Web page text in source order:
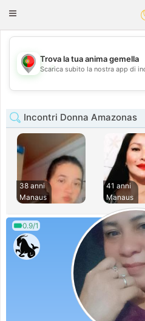
Toggle
💖
💕
Trova la tua anima gemella
Scarica subito la nostra app di
Incontri Donna Amazonas
38 anni
Manaus
41 anni
Manaus
0.9/1